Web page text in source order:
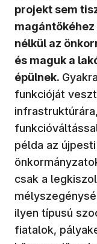
projekt sem
nélkül az
és maguk a
épülnek.
funkcióját
példa az
csak a
ilyen típusú
fiatalok,